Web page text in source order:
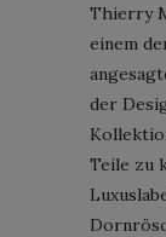
Thierry
einem
der
Teile zu